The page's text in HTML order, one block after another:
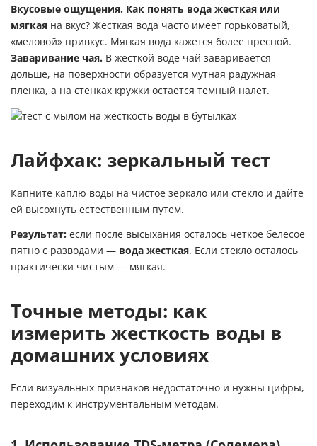
Вкусовые ощущения. Как понять вода жесткая или
мягкая на вкус? Жесткая вода часто имеет горьковатый,
«меловой» привкус. Мягкая вода кажется более пресной.
Заваривание чая. В жесткой воде чай заваривается
дольше, на поверхности образуется мутная радужная
пленка, а на стенках кружки остается темный налет.
Лайфхак: зеркальный тест
Капните каплю воды на чистое зеркало или стекло и дайте
ей высохнуть естественным путем.
Результат: если после высыхания осталось четкое белесое
пятно с разводами — вода жесткая. Если стекло осталось
практически чистым — мягкая.
Точные методы: как
измерить жесткость воды в
домашних условиях
Если визуальных признаков недостаточно и нужны цифры,
переходим к инструментальным методам.